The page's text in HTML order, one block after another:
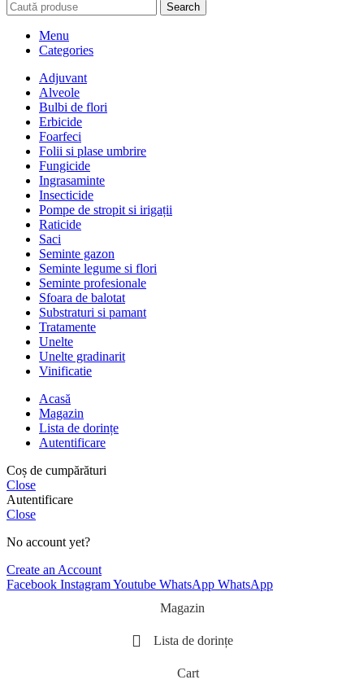
Search
Menu
Categories
Adjuvant
Alveole
Bulbi de flori
Erbicide
Foarfeci
Folii si plase umbrire
Fungicide
Ingrasaminte
Insecticide
Pompe de stropit si irigații
Raticide
Saci
Seminte gazon
Seminte legume si flori
Seminte profesionale
Sfoara de balotat
Substraturi si pamant
Tratamente
Unelte
Unelte gradinarit
Vinificatie
Acasă
Magazin
Lista de dorințe
Autentificare
Coș de cumpărături
Close
Autentificare
Close
No account yet?
Create an Account
Facebook InstagramYoutube WhatsApp WhatsApp
Magazin
Lista de dorințe
Cart